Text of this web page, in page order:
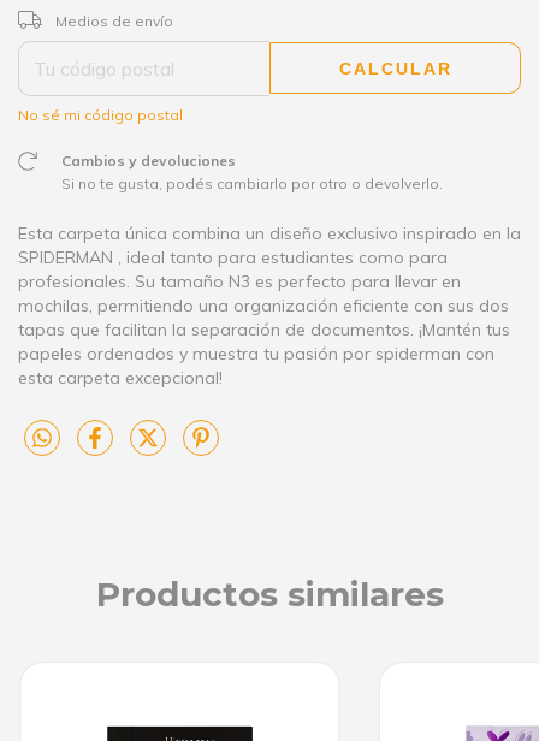
Entregas para el CP:
Medios de envío
CALCULAR
No sé mi código postal
Cambios y devoluciones
Si no te gusta, podés cambiarlo por otro o devolverlo.
Esta carpeta única combina un diseño exclusivo inspirado en la
SPIDERMAN , ideal tanto para estudiantes como para
profesionales. Su tamaño N3 es perfecto para llevar en
mochilas, permitiendo una organización eficiente con sus dos
tapas que facilitan la separación de documentos. ¡Mantén tus
papeles ordenados y muestra tu pasión por spiderman con
esta carpeta excepcional!
Productos similares